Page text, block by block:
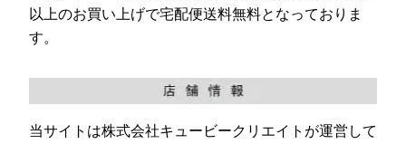
以上のお買い上げで宅配便送料無料となっておりま
す。
当サイトは株式会社キュービークリエイトが運営して